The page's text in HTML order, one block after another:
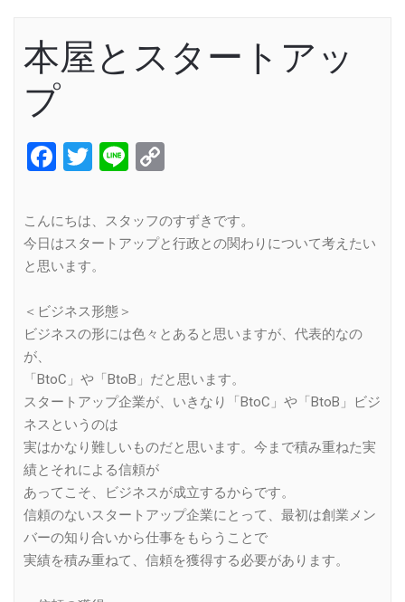
本屋とスタートアッ
プ
Facebook
Twitter
Line
こんにちは、スタッフのすずきです。
今日はスタートアップと行政との関わりについて考えたい
と思います。
＜ビジネス形態＞
ビジネスの形には色々とあると思いますが、代表的なの
が、
「BtoC」や「BtoB」だと思います。
スタートアップ企業が、いきなり「BtoC」や「BtoB」ビジ
ネスというのは
実はかなり難しいものだと思います。今まで積み重ねた実
績とそれによる信頼が
あってこそ、ビジネスが成立するからです。
信頼のないスタートアップ企業にとって、最初は創業メン
バーの知り合いから仕事をもらうことで
実績を積み重ねて、信頼を獲得する必要があります。